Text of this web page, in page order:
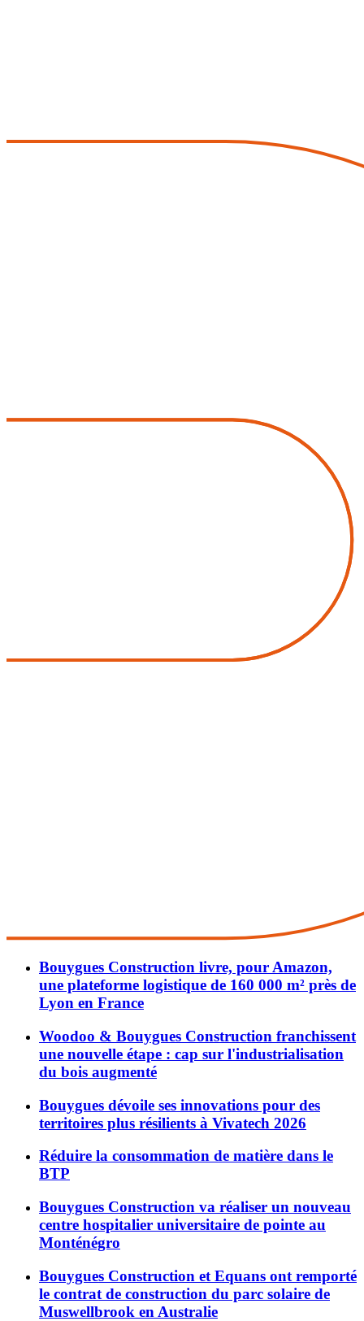
Bouygues Construction livre, pour Amazon,
une plateforme logistique de 160 000 m² près de
Lyon en France
Woodoo & Bouygues Construction franchissent
une nouvelle étape : cap sur l'industrialisation
du bois augmenté
Bouygues dévoile ses innovations pour des
territoires plus résilients à Vivatech 2026
Réduire la consommation de matière dans le
BTP
Bouygues Construction va réaliser un nouveau
centre hospitalier universitaire de pointe au
Monténégro
Bouygues Construction et Equans ont remporté
le contrat de construction du parc solaire de
Muswellbrook en Australie